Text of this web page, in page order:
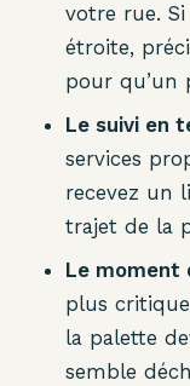
votre rue.
étroite,
pour qu’un
Le suivi en
services
recevez un
trajet de la
Le moment
plus
la palette
semble